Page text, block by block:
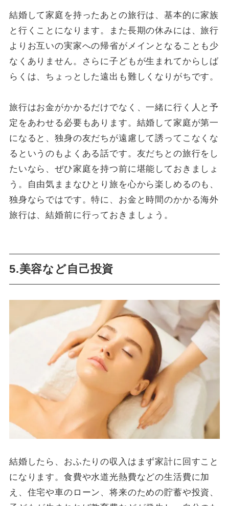
結婚して家庭を持ったあとの旅行は、基本的に家族
と行くことになります。また長期の休みには、旅行
よりお互いの実家への帰省がメインとなることも少
なくありません。さらに子どもが生まれてからしば
らくは、ちょっとした遠出も難しくなりがちです。
旅行はお金がかかるだけでなく、一緒に行く人と予
定をあわせる必要もあります。結婚して家庭が第一
になると、独身の友だちが遠慮して誘ってこなくな
るというのもよくある話です。友だちとの旅行をし
たいなら、ぜひ家庭を持つ前に堪能しておきましょ
う。自由気ままなひとり旅を心から楽しめるのも、
独身ならではです。特に、お金と時間のかかる海外
旅行は、結婚前に行っておきましょう。
5.美容など自己投資
結婚したら、おふたりの収入はまず家計に回すこと
になります。食費や水道光熱費などの生活費に加
え、住宅や車のローン、将来のための貯蓄や投資、